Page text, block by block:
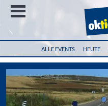
ALLE EVENTS HEUTE